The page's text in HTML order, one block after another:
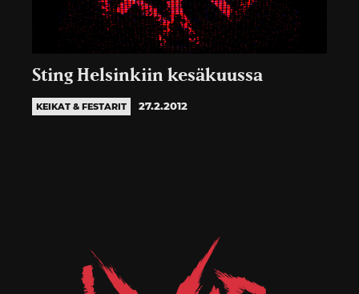
Sting Helsinkiin kesäkuussa
KEIKAT & FESTARIT 27.2.2012